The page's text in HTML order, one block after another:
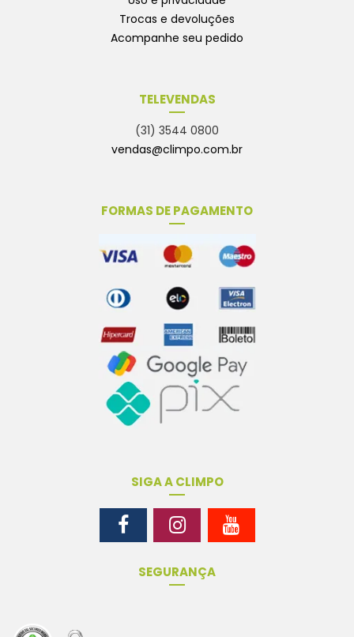
Trocas e devoluções
Acompanhe seu pedido
TELEVENDAS
(31) 3544 0800
vendas@climpo.com.br
FORMAS DE PAGAMENTO
SIGA A CLIMPO
SEGURANÇA